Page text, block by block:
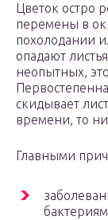
Цветок остро
перемены в
похолодании
опадают
неопытных,
скидывает
времени, то
Главными